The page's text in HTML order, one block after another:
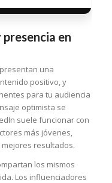
en
una
positivo, y
para tu audiencia
optimista se
suele funcionar con
más jóvenes,
resultados.
los mismos
Los influenciadores